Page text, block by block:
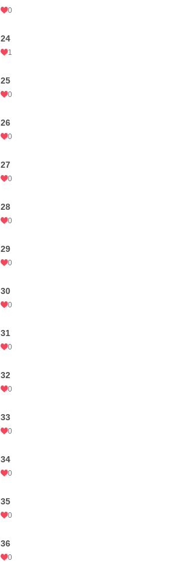
0
24
1
25
0
26
0
27
0
28
0
29
0
30
0
31
0
32
0
33
0
34
0
35
0
36
0